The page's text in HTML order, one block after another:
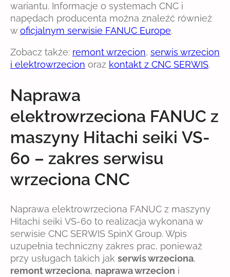
wariantu. Informacje o systemach CNC i
napędach producenta można znaleźć również
w oficjalnym serwisie FANUC Europe.
Zobacz także: remont wrzecion, serwis wrzecion
i elektrowrzecion oraz kontakt z CNC SERWIS.
Naprawa
elektrowrzeciona FANUC z
maszyny Hitachi seiki VS-
60 – zakres serwisu
wrzeciona CNC
Naprawa elektrowrzeciona FANUC z maszyny
Hitachi seiki VS-60 to realizacja wykonana w
serwisie CNC SERWIS SpinX Group. Wpis
uzupełnia techniczny zakres prac, ponieważ
przy usługach takich jak serwis wrzeciona,
remont wrzeciona, naprawa wrzecion i